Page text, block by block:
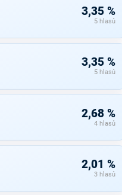
3,35 %
5 hlasů
3,35 %
5 hlasů
2,68 %
4 hlasů
2,01 %
3 hlasů